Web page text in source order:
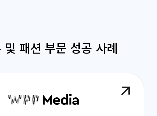
및 패션 부문 성공 사례